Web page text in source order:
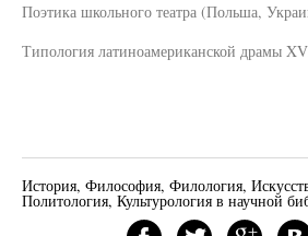
Поэтика школьного театра (Польша,
Типология латиноамериканской драмы
История, Философия, Филология,
Политология, Культурология в научной